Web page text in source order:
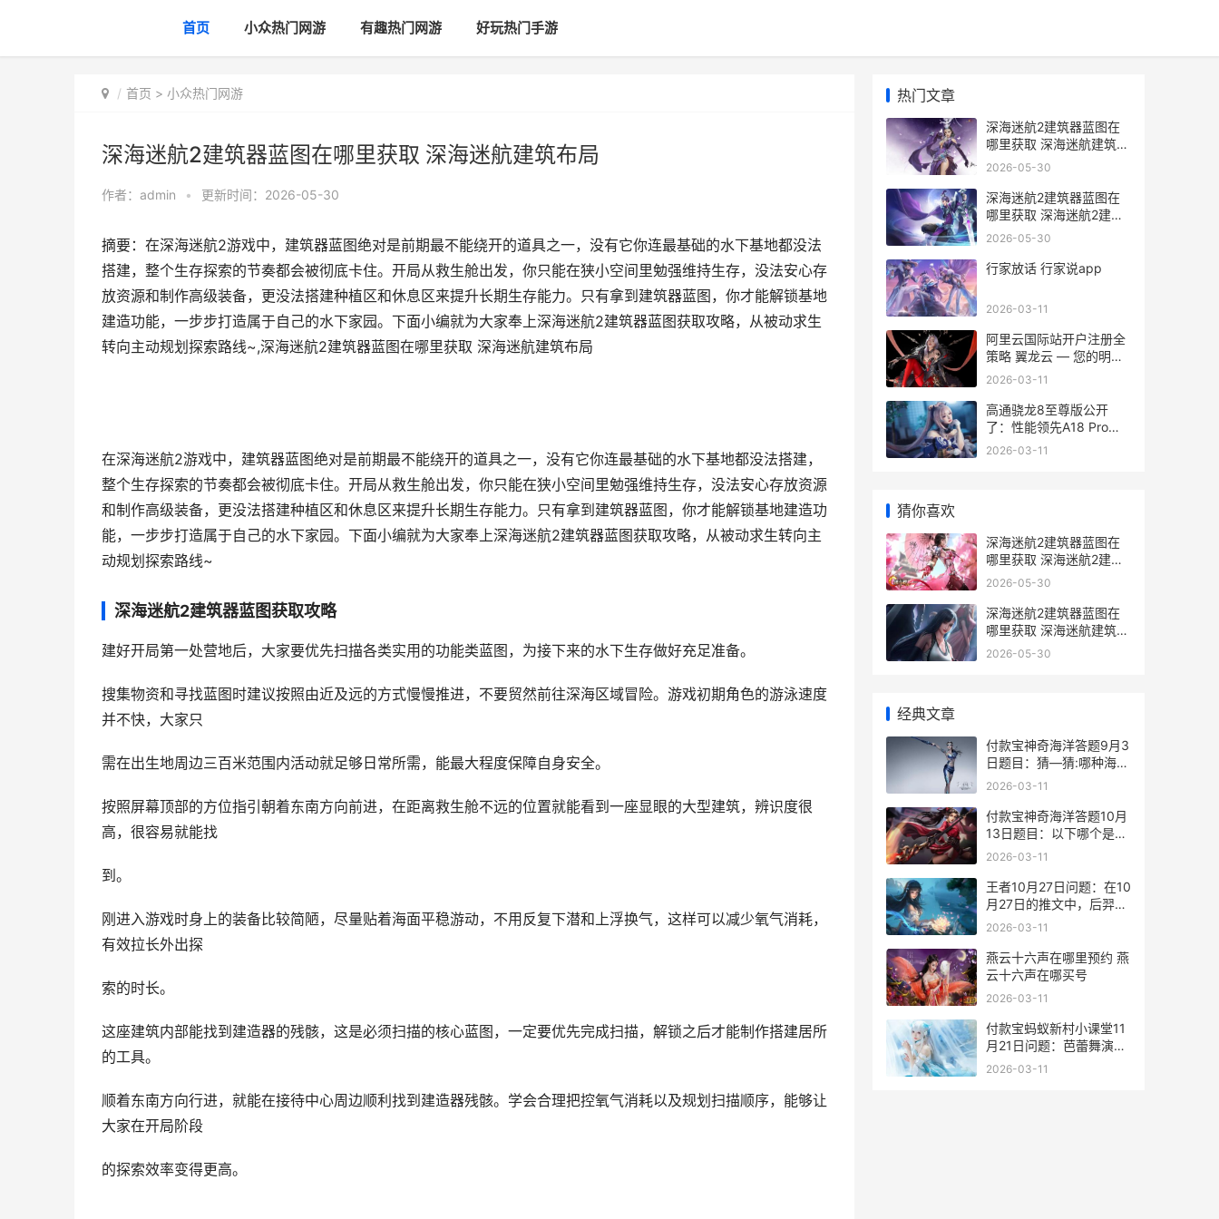
首页 小众热门网游 有趣热门网游 好玩热门手游
首页 > 小众热门网游
深海迷航2建筑器蓝图在哪里获取 深海迷航建筑布局
作者： admin • 更新时间：2026-05-30
摘要：在深海迷航2游戏中，建筑器蓝图绝对是前期最不能绕开的道具之一，没有它你连最基础的水下基地都没法
搭建，整个生存探索的节奏都会被彻底卡住。开局从救生舱出发，你只能在狭小空间里勉强维持生存，没法安心存
放资源和制作高级装备，更没法搭建种植区和休息区来提升长期生存能力。只有拿到建筑器蓝图，你才能解锁基地
建造功能，一步步打造属于自己的水下家园。下面小编就为大家奉上深海迷航2建筑器蓝图获取攻略，从被动求生
转向主动规划探索路线~,深海迷航2建筑器蓝图在哪里获取 深海迷航建筑布局
在深海迷航2游戏中，建筑器蓝图绝对是前期最不能绕开的道具之一，没有它你连最基础的水下基地都没法搭建，
整个生存探索的节奏都会被彻底卡住。开局从救生舱出发，你只能在狭小空间里勉强维持生存，没法安心存放资源
和制作高级装备，更没法搭建种植区和休息区来提升长期生存能力。只有拿到建筑器蓝图，你才能解锁基地建造功
能，一步步打造属于自己的水下家园。下面小编就为大家奉上深海迷航2建筑器蓝图获取攻略，从被动求生转向主
动规划探索路线~
深海迷航2建筑器蓝图获取攻略
建好开局第一处营地后，大家要优先扫描各类实用的功能类蓝图，为接下来的水下生存做好充足准备。
搜集物资和寻找蓝图时建议按照由近及远的方式慢慢推进，不要贸然前往深海区域冒险。游戏初期角色的游泳速度
并不快，大家只
需在出生地周边三百米范围内活动就足够日常所需，能最大程度保障自身安全。
按照屏幕顶部的方位指引朝着东南方向前进，在距离救生舱不远的位置就能看到一座显眼的大型建筑，辨识度很
高，很容易就能找
到。
刚进入游戏时身上的装备比较简陋，尽量贴着海面平稳游动，不用反复下潜和上浮换气，这样可以减少氧气消耗，
有效拉长外出探
索的时长。
这座建筑内部能找到建造器的残骸，这是必须扫描的核心蓝图，一定要优先完成扫描，解锁之后才能制作搭建居所
的工具。
顺着东南方向行进，就能在接待中心周边顺利找到建造器残骸。学会合理把控氧气消耗以及规划扫描顺序，能够让
大家在开局阶段
的探索效率变得更高。
热门文章
深海迷航2建筑器蓝图在
哪里获取 深海迷航建筑布
局
2026-05-30
深海迷航2建筑器蓝图在
哪里获取 深海迷航2建筑
枪
2026-05-30
行家放话 行家说app
2026-03-11
阿里云国际站开户注册全
策略 翼龙云 — 您的明智
之选 阿里云国际站官网入
2026-03-11
高通骁龙8至尊版公开
了：性能领先A18 Pro达
到40%，更有多项首发 高
2026-03-11
猜你喜欢
深海迷航2建筑器蓝图在
哪里获取 深海迷航2建筑
枪
2026-05-30
深海迷航2建筑器蓝图在
哪里获取 深海迷航建筑布
局
2026-05-30
经典文章
付款宝神奇海洋答题9月3
日题目：猜—猜:哪种海洋
动物更能忍饥挨饿
2026-03-11
付款宝神奇海洋答题10月
13日题目：以下哪个是牡
蛎礁主要的生态服务功能
2026-03-11
王者10月27日问题：在10
月27日的推文中，后羿的
哪款皮肤将第一次加入神
日
2026-03-11
燕云十六声在哪里预约 燕
云十六声在哪买号
2026-03-11
付款宝蚂蚁新村小课堂11
月21日问题：芭蕾舞演员
之所以能用脚尖站立，秘
2026-03-11